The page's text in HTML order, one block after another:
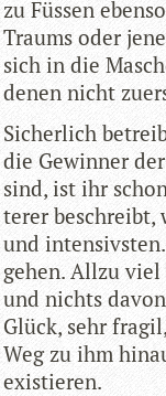
zu Füs­sen
Traums oder
sich in die
denen nicht
Sicher­lich
die Gewin­ner
sind, ist ihr
te­rer
und
gehen. Allzu
und nichts
Glück, sehr
Weg zu ihm
existieren.